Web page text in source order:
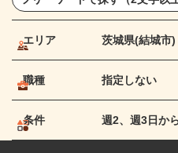
エリア 茨城県(結城市)
職種 指定しない
条件 週2、週3日か